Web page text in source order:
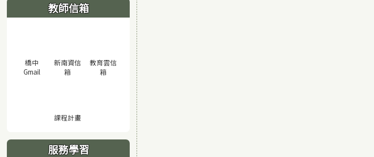
教師信箱
橋中
Gmail(另開視窗)
新南資信
箱 (另開視窗)
教育雲信
箱 (另開視窗)
課程計畫
服務學習